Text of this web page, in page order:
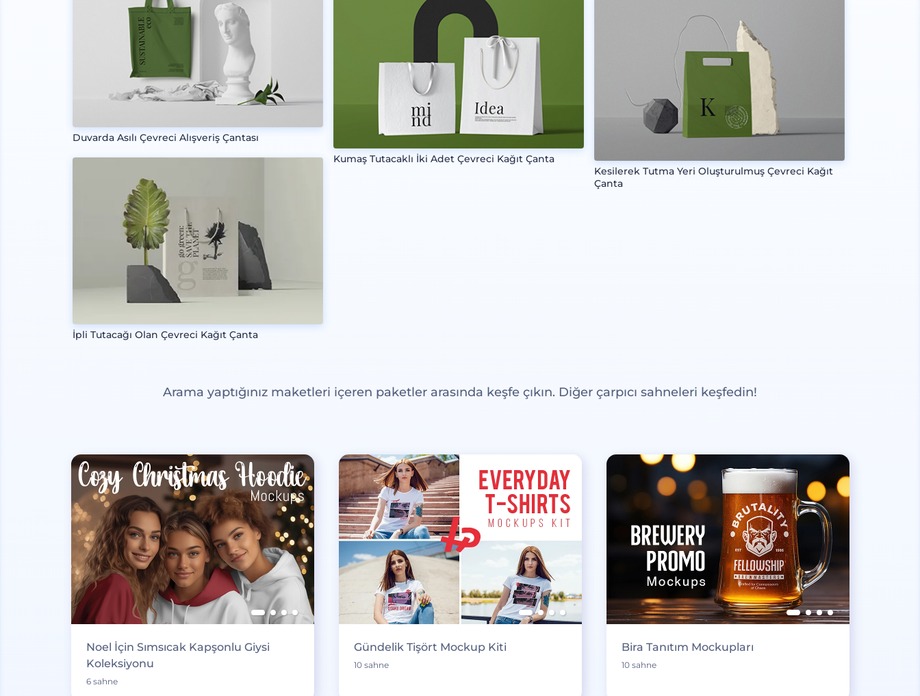
Duvarda Asılı Çevreci Alışveriş Çantası
İpli Tutacağı Olan Çevreci Kağıt Çanta
Kumaş Tutacaklı İki Adet Çevreci Kağıt Çanta
Kesilerek Tutma Yeri Oluşturulmuş Çevreci Kağıt
Çanta
Arama yaptığınız maketleri içeren paketler arasında keşfe çıkın. Diğer çarpıcı sahneleri keşfedin!
Noel İçin Sımsıcak Kapşonlu Giysi
Koleksiyonu
6 sahne
Gündelik Tişört Mockup Kiti
10 sahne
Bira Tanıtım Mockupları
10 sahne